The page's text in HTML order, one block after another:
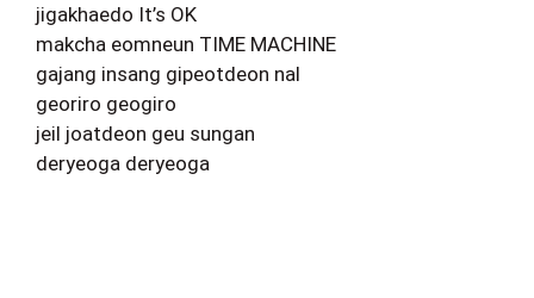
jigakhaedo It’s OK
makcha eomneun TIME MACHINE
gajang insang gipeotdeon nal
georiro geogiro
jeil joatdeon geu sungan
deryeoga deryeoga